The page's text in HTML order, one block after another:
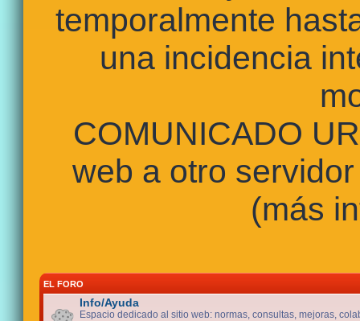
temporalmente
una incidencia
COMUNICADO
web a otro
(más
EL FORO
Info/Ayuda
Espacio dedicado al sitio web: normas, consultas, mejoras,